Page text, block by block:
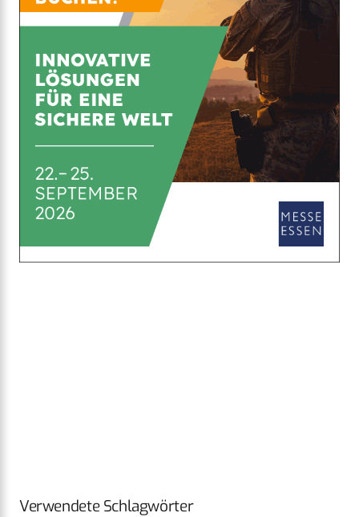
Verwendete Schlagwörter